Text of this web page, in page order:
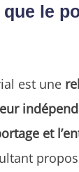
que le
est une
et